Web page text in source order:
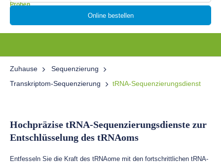
Online bestellen
Zuhause
Sequenzierung
Transkriptom-Sequenzierung
tRNA-Sequenzierungsdienst
Hochpräzise tRNA-Sequenzierungsdienste zur
Entschlüsselung des tRNAoms
Entfesseln Sie die Kraft des tRNAome mit den fortschrittlichen tRNA-